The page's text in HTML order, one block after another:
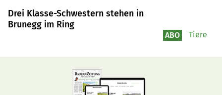
Drei Klasse-Schwestern stehen in
Brunegg im Ring
ABO Tiere